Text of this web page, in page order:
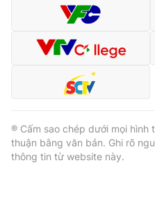
® Cấm sao chép dưới mọi hình
thuận bằng văn bản. Ghi rõ
thông tin từ website này.